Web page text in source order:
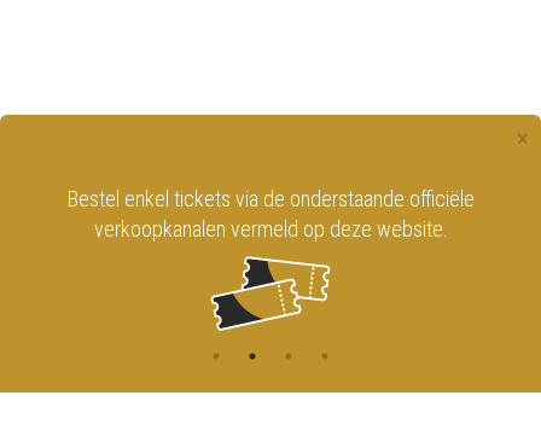
×
Bestel enkel tickets via de onderstaande officiële
verkoopkanalen vermeld op deze website.